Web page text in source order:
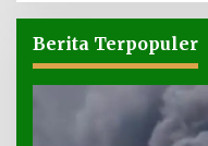
Berita Terpopuler